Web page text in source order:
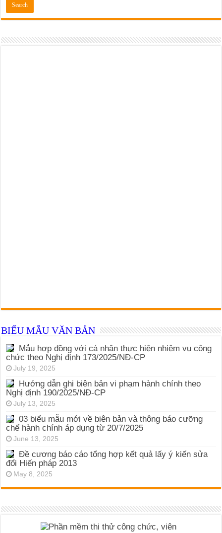
BIỂU MẪU VĂN BẢN
Mẫu hợp đồng với cá nhân thực hiện nhiệm vụ công
chức theo Nghị định 173/2025/NĐ-CP
July 19, 2025
Hướng dẫn ghi biên bản vi phạm hành chính theo
Nghị định 190/2025/NĐ-CP
July 13, 2025
03 biểu mẫu mới về biên bản và thông báo cưỡng
chế hành chính áp dụng từ 20/7/2025
June 13, 2025
Đề cương báo cáo tổng hợp kết quả lấy ý kiến sửa
đổi Hiến pháp 2013
May 8, 2025